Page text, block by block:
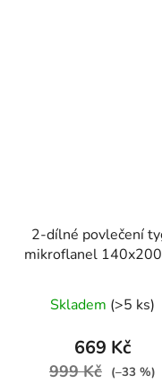
2-dílné povlečení
mikroflanel 140x200
Skladem (>5 ks)
669 Kč
999 Kč (–33 %)